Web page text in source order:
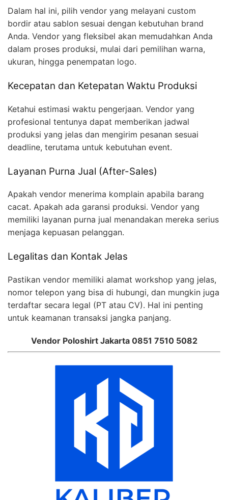
Dalam hal ini, pilih vendor yang melayani custom
bordir atau sablon sesuai dengan kebutuhan brand
Anda. Vendor yang fleksibel akan memudahkan Anda
dalam proses produksi, mulai dari pemilihan warna,
ukuran, hingga penempatan logo.
Kecepatan dan Ketepatan Waktu Produksi
Ketahui estimasi waktu pengerjaan. Vendor yang
profesional tentunya dapat memberikan jadwal
produksi yang jelas dan mengirim pesanan sesuai
deadline, terutama untuk kebutuhan event.
Layanan Purna Jual (After-Sales)
Apakah vendor menerima komplain apabila barang
cacat. Apakah ada garansi produksi. Vendor yang
memiliki layanan purna jual menandakan mereka serius
menjaga kepuasan pelanggan.
Legalitas dan Kontak Jelas
Pastikan vendor memiliki alamat workshop yang jelas,
nomor telepon yang bisa di hubungi, dan mungkin juga
terdaftar secara legal (PT atau CV). Hal ini penting
untuk keamanan transaksi jangka panjang.
Vendor Poloshirt Jakarta 0851 7510 5082